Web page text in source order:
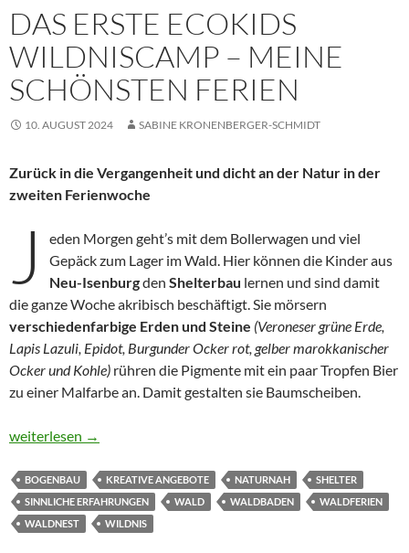
DAS ERSTE ECOKIDS
WILDNISCAMP – MEINE
SCHÖNSTEN FERIEN
10. AUGUST 2024 SABINE KRONENBERGER-SCHMIDT
Zurück in die Vergangenheit und dicht an der Natur in der
zweiten Ferienwoche
J
eden Morgen geht’s mit dem Bollerwagen und viel
Gepäck zum Lager im Wald. Hier können die Kinder aus
Neu-Isenburgden Shelterbau lernen und sind damit
die ganze Woche akribisch beschäftigt. Sie mörsern
verschiedenfarbige Erden und Steine (Veroneser grüne Erde,
Lapis Lazuli, Epidot, Burgunder Ocker rot, gelber marokkanischer
Ocker und Kohle) rühren die Pigmente mit ein paar Tropfen Bier
zu einer Malfarbe an. Damit gestalten sie Baumscheiben.
Das erste ecokids Wildniscamp – meine schönsten Ferien
weiterlesen →
BOGENBAU KREATIVE ANGEBOTE NATURNAH
SHELTER
SINNLICHE ERFAHRUNGEN
WALD WALDBADEN
WALDFERIEN
WALDNEST
WILDNIS